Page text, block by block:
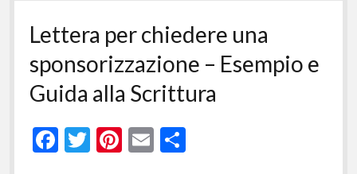
Lettera per chiedere una
sponsorizzazione – Esempio e
Guida alla Scrittura
F T Pi E C